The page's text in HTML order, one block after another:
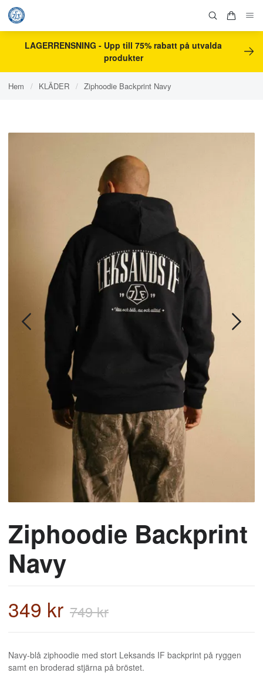
LAGERRENSNING - Upp till 75% rabatt på utvalda
produkter
Hem / KLÄDER / Ziphoodie Backprint Navy
Ziphoodie Backprint
Navy
349 kr 749 kr
Navy-blå ziphoodie med stort Leksands IF backprint på ryggen
samt en broderad stjärna på bröstet.